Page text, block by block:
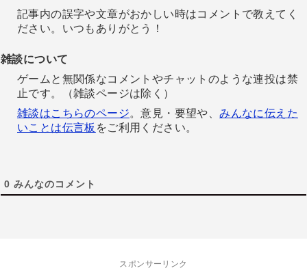
記事内の誤字や文章がおかしい時はコメントで教えてく
ださい。いつもありがとう！
雑談について
ゲームと無関係なコメントやチャットのような連投は禁
止です。（雑談ページは除く）
雑談はこちらのページ。意見・要望や、みんなに伝えた
いことは伝言板 をご利用ください。
0 みんなのコメント
スポンサーリンク